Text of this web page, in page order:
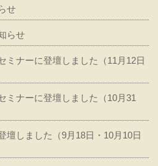
せ
らせ
ミナーに登壇しました（11月12日
ミナーに登壇しました（10月31
壇しました（9月18日・10月10日